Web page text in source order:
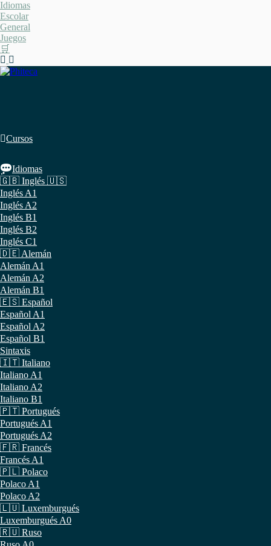
Saltar
al
contenido
Idiomas
Escolar
General
Juegos
🛒
Cursos
Idiomas
🇬🇧 Inglés 🇺🇸
Inglés A1
Inglés A2
Inglés B1
Inglés B2
Inglés C1
🇩🇪 Alemán
Alemán A1
Alemán A2
Alemán B1
🇪🇸 Español
Español A1
Español A2
Español B1
Sintaxis
🇮🇹 Italiano
Italiano A1
Italiano A2
Italiano B1
🇵🇹 Portugués
Portugués A1
Portugués A2
🇫🇷 Francés
Francés A1
🇵🇱 Polaco
Polaco A1
Polaco A2
🇱🇺 Luxemburgués
Luxemburgués A0
🇷🇺 Ruso